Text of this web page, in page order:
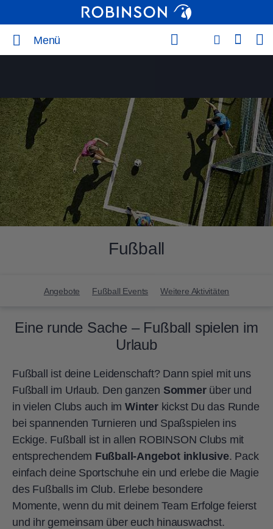
Menü
Fußball
Angebote Fußball Events Weitere Aktivitäten
Eine runde Sache – Fußball spielen im
Urlaub
Fußball ist deine Leidenschaft? Dann spiel mit uns
Fußball im Urlaub. Den ganzen Sommer über und
in vielen Clubs auch imWinter kickst Du das Runde
bei spannenden Turnieren und Spaßspielen ins
Eckige. Fußball ist in allen ROBINSON Clubs mit
entsprechendem Fußball-Angebot inklusive. Pack
einfach deine Sportschuhe ein und erlebe die Magie
des Fußballs im Club. Erlebe besondere
Momente, wenn du mit deinem Team Erfolge feierst
und ihr gemeinsam über euch hinauswachst.